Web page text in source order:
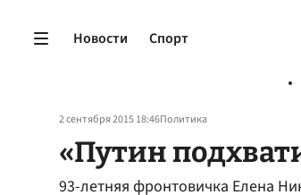
Новости Спорт
2 сентября 2015 18:46Политика
«Путин
93-летняя фронтовичка Елена